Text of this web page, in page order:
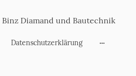
Binz Diamand und Bautechnik
Datenschutzerklärung